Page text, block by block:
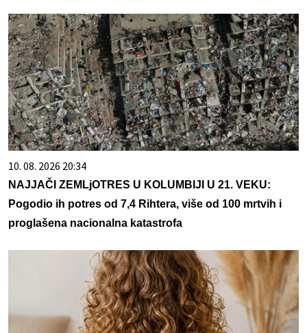
10. 08. 2026 20:34
NAJJAČI ZEMLjOTRES U KOLUMBIJI U 21. VEKU:
Pogodio ih potres od 7,4 Rihtera, više od 100 mrtvih i
proglašena nacionalna katastrofa